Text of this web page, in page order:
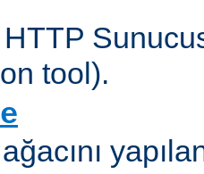
tool).